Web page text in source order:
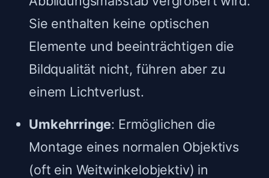
Sie enthalten keine optischen
Elemente und beeinträchtigen die
Bildqualität nicht, führen aber zu
einem Lichtverlust.
Umkehrringe: Ermöglichen die
Montage eines normalen Objektivs
(oft ein Weitwinkelobjektiv) in